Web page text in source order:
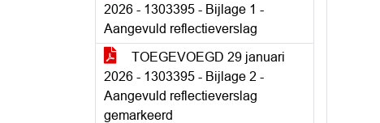
2026 - 1303395 - Bijlage 1 -
Aangevuld reflectieverslag
TOEGEVOEGD 29 januari
2026 - 1303395 - Bijlage 2 -
Aangevuld reflectieverslag
gemarkeerd